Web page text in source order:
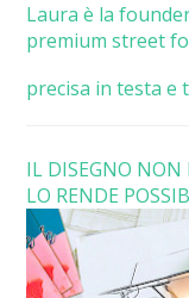
Laura è la
premium street
precisa in testa e
IL DISEGNO NON
LO RENDE